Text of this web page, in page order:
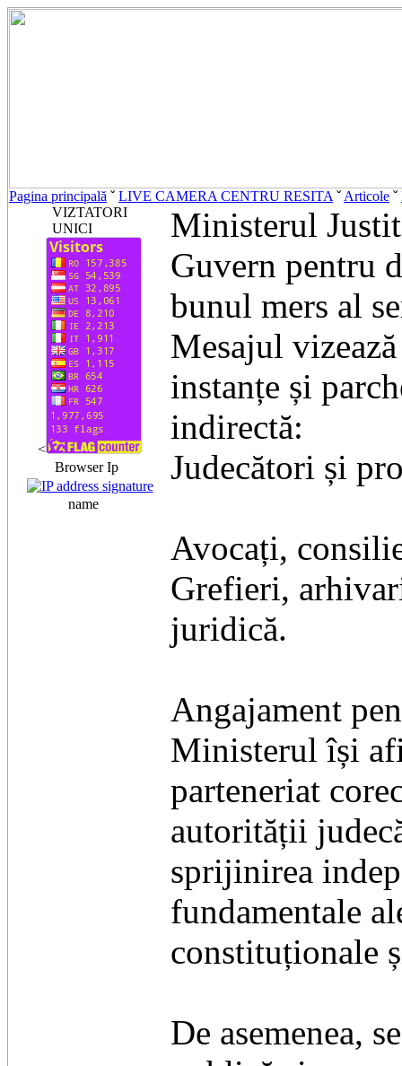
Pagina principală ˇLIVE CAMERA CENTRU RESITA ˇArticole ˇ
VIZTATORI
UNICI
<
Browser Ip
name
Ministerul
Guvern pentru
bunul mers al
Mesajul
instanțe și
indirectă:
​Judecători și
​Avocați,
​Grefieri,
juridică.
​Angajament
​Ministerul își
parteneriat
autorității
sprijinirea
fundamentale
constituționale
​De asemenea,